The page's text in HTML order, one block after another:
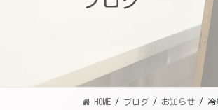
HOME ブログ お知らせ